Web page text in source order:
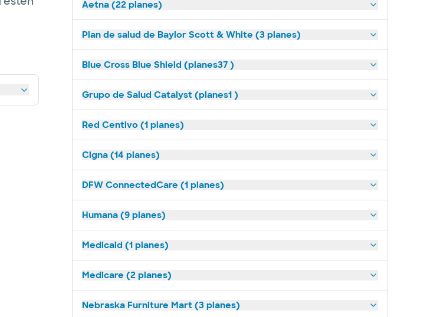
Aetna (22 planes)
Plan de salud de Baylor Scott & White (3 planes)
Blue Cross Blue Shield (planes37 )
Grupo de Salud Catalyst (planes1 )
Red Centivo (1 planes)
Cigna (14 planes)
DFW ConnectedCare (1 planes)
Humana (9 planes)
Medicaid (1 planes)
Medicare (2 planes)
Nebraska Furniture Mart (3 planes)